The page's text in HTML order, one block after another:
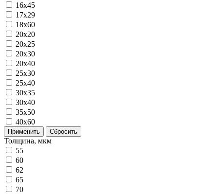
16х45
17х29
18х60
20x20
20x25
20x30
20x40
25x30
25x40
30x35
30x40
35x50
40x60
Применить Сбросить
Толщина, мкм
55
60
62
65
70